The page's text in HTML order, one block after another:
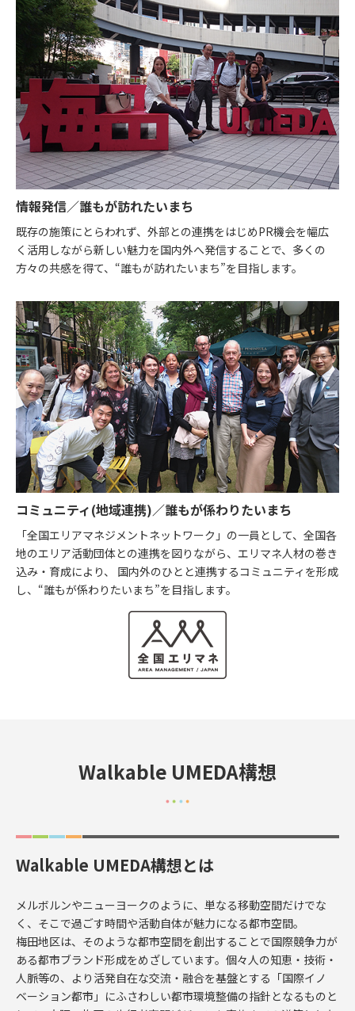
情報発信／誰もが訪れたいまち
既存の施策にとらわれず、外部との連携をはじめPR機会を幅広
く活用しながら新しい魅力を国内外へ発信することで、多くの
方々の共感を得て、“誰もが訪れたいまち”を目指します。
コミュニティ(地域連携)／誰もが係わりたいまち
「全国エリアマネジメントネットワーク」の一員として、全国各
地のエリア活動団体との連携を図りながら、エリマネ人材の巻き
込み・育成により、 国内外のひとと連携するコミュニティを形成
し、“誰もが係わりたいまち”を目指します。
Walkable UMEDA構想
Walkable UMEDA構想とは
メルボルンやニューヨークのように、単なる移動空間だけでな
く、そこで過ごす時間や活動自体が魅力になる都市空間。
梅田地区は、そのような都市空間を創出することで国際競争力が
ある都市ブランド形成をめざしています。個々人の知恵・技術・
人脈等の、より活発自在な交流・融合を基盤とする「国際イノ
ベーション都市」にふさわしい都市環境整備の指針となるものと